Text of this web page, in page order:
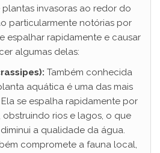
invasoras ao redor do
particularmente notórias por
espalhar rapidamente e causar
algumas delas:
Também conhecida
aquática é uma das mais
se espalha rapidamente por
obstruindo rios e lagos, o que
a qualidade da água.
compromete a fauna local,